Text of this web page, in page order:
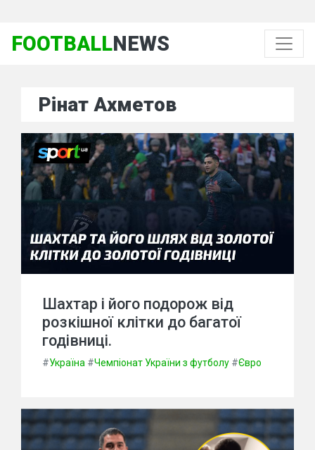
FOOTBALLNEWS
Рінат Ахметов
Шахтар і його подорож від
розкішної клітки до багатої
годівниці.
#Україна #Чемпіонат України з футболу #Євро